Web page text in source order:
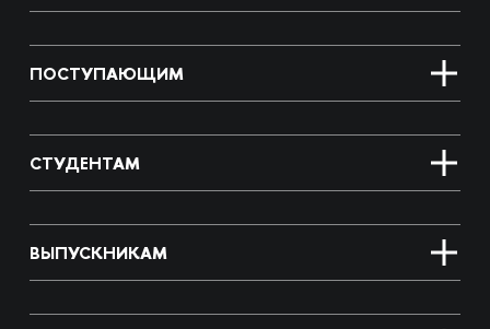
ПОСТУПАЮЩИМ
СТУДЕНТАМ
ВЫПУСКНИКАМ